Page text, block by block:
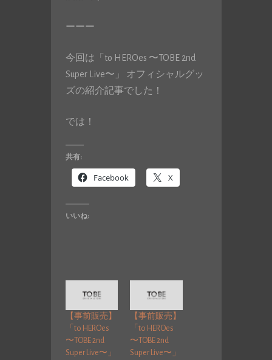
ーーー
今回は「to HEROes 〜TOBE 2nd
Super Live〜」 オフィシャルグッ
ズの紹介記事でした！
では！
共有:
Facebook X
いいね:
【事前販売】
「to HEROes
〜TOBE 2nd
Super Live〜」
【事前販売】
「to HEROes
〜TOBE 2nd
Super Live〜」